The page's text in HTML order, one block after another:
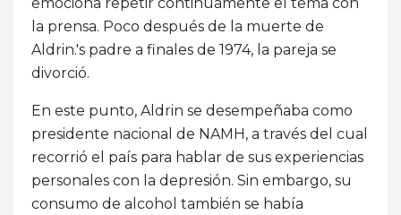
la prensa. Poco después de la muerte de
Aldrin.'s padre a finales de 1974, la pareja se
divorció.
En este punto, Aldrin se desempeñaba como
presidente nacional de NAMH, a través del cual
recorrió el país para hablar de sus experiencias
personales con la depresión. Sin embargo, su
consumo de alcohol también se había